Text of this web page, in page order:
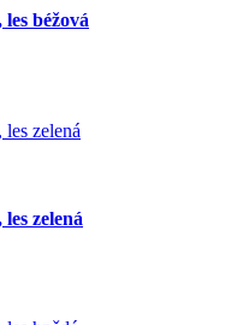
béžová
zelená